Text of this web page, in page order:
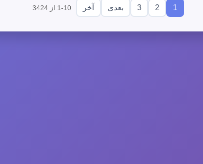
1
2
3 بعدی آخر 1-10 از 3424